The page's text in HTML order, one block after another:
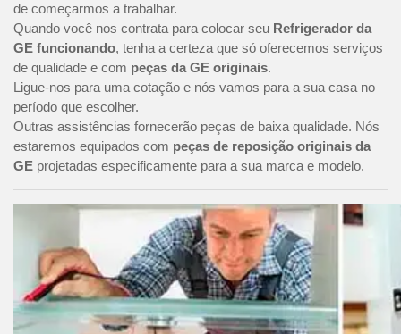
de começarmos a trabalhar.
Quando você nos contrata para colocar seu Refrigerador da
GE funcionando, tenha a certeza que só oferecemos serviços
de qualidade e com peças da GE originais.
Ligue-nos para uma cotação e nós vamos para a sua casa no
período que escolher.
Outras assistências fornecerão peças de baixa qualidade. Nós
estaremos equipados com peças de reposição originais da
GE projetadas especificamente para a sua marca e modelo.